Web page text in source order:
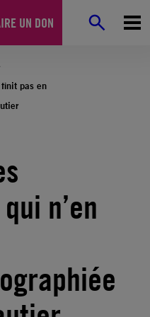
UN DON
finit pas en
n’en